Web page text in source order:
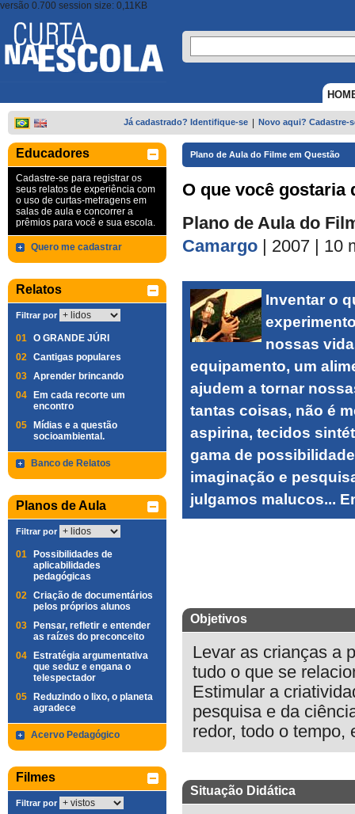
versão 0.700 session size: 0,11KB
Já cadastrado? Identifique-se Novo aqui? Cadastre-
Educadores
Cadastre-se para registrar os
seus relatos de experiência com
o uso de curtas-metragens em
salas de aula e concorrer a
prêmios para você e sua escola.
Quero me cadastrar
Relatos
Filtrar por
01 O GRANDE JÚRI
02 Cantigas populares
03 Aprender brincando
04
Em cada recorte um
encontro
05
Mídias e a questão
socioambiental.
Banco de Relatos
Planos de Aula
Filtrar por
01
Possibilidades de
aplicabilidades
pedagógicas
02 Criação de documentários
pelos próprios alunos
03
Pensar, refletir e entender
as raízes do preconceito
04
Estratégia argumentativa
que seduz e engana o
telespectador
05
Reduzindo o lixo, o planeta
agradece
Acervo Pedagógico
Filmes
Filtrar por
Plano de Aula do Filme em Questão
O que você gostaria
Plano de Aula do
Camargo
| 2007 | 10
Inventar o
nossas
equipamento, um
ajudem a tornar
tantas coisas, não é
aspirina, tecidos
gama de
imaginação e
julgamos malucos...
Objetivos
Levar as crianças a
tudo o que se
Estimular a
pesquisa e da
redor, todo o tempo,
Situação Didática